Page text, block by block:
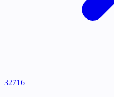
32716